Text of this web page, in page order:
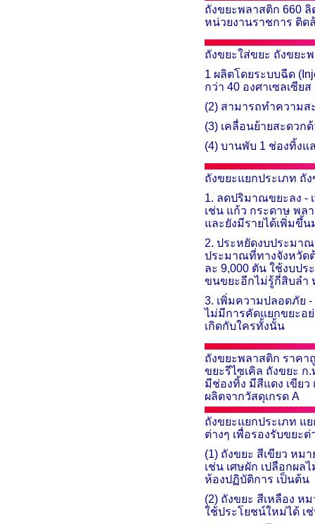
ถังขยะพลาสติก 660ลิ
หน่วยงานราชการ ติด
ถังขยะใส่ขยะ ถังขย
1 ผลิตโดยระบบฉีด (
กว่า 40 องศาเซลเซีย
(2) สามารถทำความส
(3) เคลื่อนย้ายสะดวก
(4) บานพับ 1 ช่องทิ้งแ
ถังขยะแยกประเภท ถั
1. ลดปริมาณขยะลง -
เช่น แก้ว กระดาษ พล
และยังมีรายได้เพิ่มขึ้น
2. ประหยัดงบประมา
ประมาณที่ทางจังหวัด
ละ 9,000 ตัน ใช้งบปร
ขนขยะอีกไม่รู้กี่สิบลำ
3. เพิ่มความปลอดภัย
ไม่มีการคัดแยกขยะอ
เกิดกับใครทั้งนั้น
ถังขยะพลาสติก ราคา
ขยะรีไซเคิล ถังขยะ ก.
มีช่องทิ้ง มีสีแดง เขีย
ผลิตจากวัสดุเกรด A
ถังขยะแยกประเภท แ
ต่างๆ เพื่อรองรับขยะ
(1) ถังขยะ สีเขียว หม
เช่น เศษผัก เปลือกผล
ห้องปฏิบัติการ เป็นต้น
(2) ถังขยะ สีเหลือง ห
ใช้ประโยชน์ใหม่ได้ เ